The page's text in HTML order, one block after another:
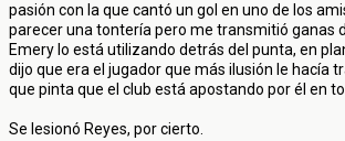
pasión con la que cantó un gol en uno de los
parecer una tontería pero me transmitió ganas
Emery lo está utilizando detrás del punta, en
dijo que era el jugador que más ilusión le hacía
que pinta que el club está apostando por él en
Se lesionó Reyes, por cierto.